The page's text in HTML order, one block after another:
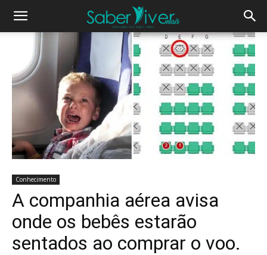
Conhecimento
A companhia aérea avisa
onde os bebês estarão
sentados ao comprar o voo.